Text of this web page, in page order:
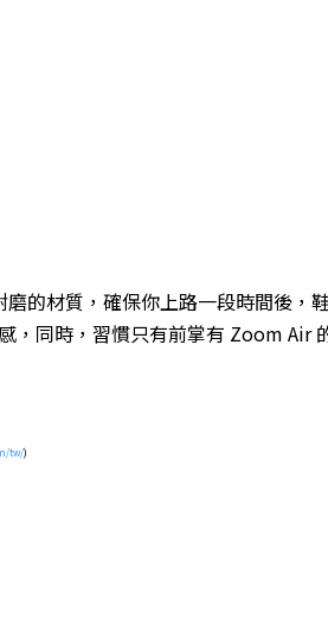
的材質，確保你上路一段時間後，
，同時，習慣只有前掌有 Zoom Air
tw/)